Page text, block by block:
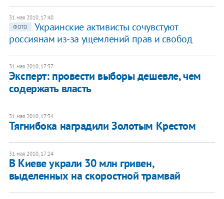
31 мая 2010, 17:40
ФОТО
Украинские активисты сочувстуют
россиянам из-за ущемлений прав и свобод
31 мая 2010, 17:37
Эксперт: провести выборы дешевле, чем
содержать власть
31 мая 2010, 17:34
Тягнибока наградили Золотым Крестом
31 мая 2010, 17:24
В Киеве украли 30 млн гривен,
выделенных на скоростной трамвай